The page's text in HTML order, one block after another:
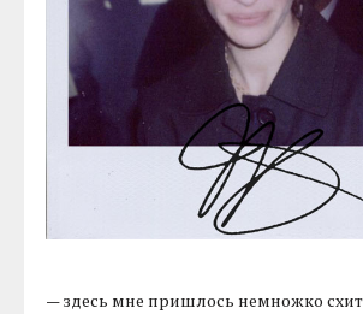
— здесь мне пришлось немножко